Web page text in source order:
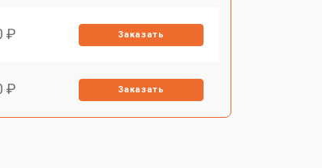
₽ Заказать
₽ Заказать